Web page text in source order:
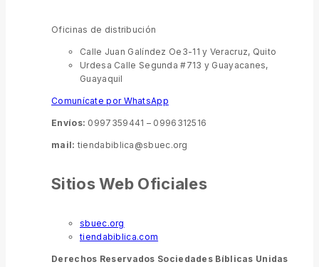
Oficinas de distribución
Calle Juan Galíndez Oe3-11 y Veracruz, Quito
Urdesa Calle Segunda #713 y Guayacanes,
Guayaquil
Comunícate por WhatsApp
Envíos: 0997359441 – 0996312516
mail: tiendabiblica@sbuec.org
Sitios Web Oficiales
sbuec.org
tiendabiblica.com
Derechos Reservados Sociedades Bíblicas Unidas